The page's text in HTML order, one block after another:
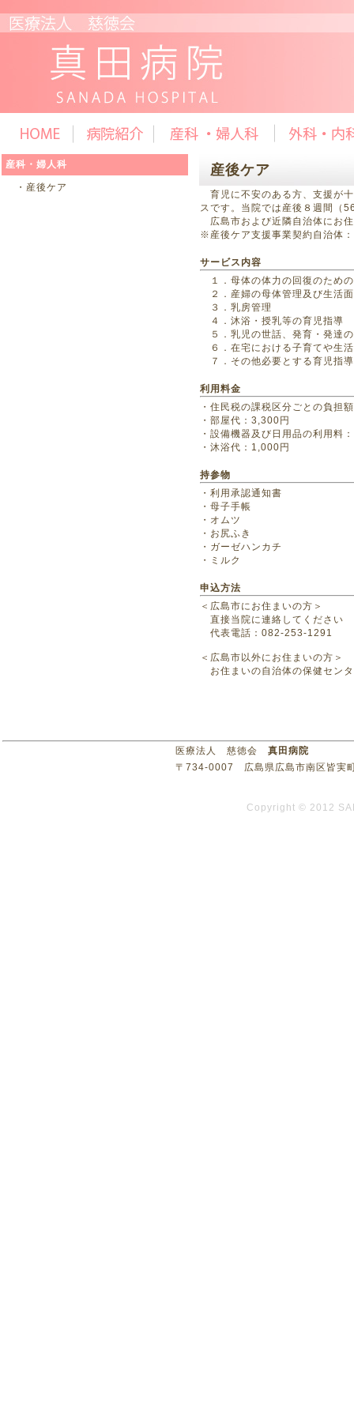
産科・婦人科
・産後ケア
産後ケア
育児に不安のある方、支援が
スです。当院では産後８週間（
広島市および近隣自治体にお
※産後ケア支援事業契約自治体
サービス内容
１．母体の体力の回復のため
２．産婦の母体管理及び生活
３．乳房管理
４．沐浴・授乳等の育児指導
５．乳児の世話、発育・発達
６．在宅における子育てや生
７．その他必要とする育児指導
利用料金
・住民税の課税区分ごとの負担
・部屋代：3,300円
・設備機器及び日用品の利用
・沐浴代：1,000円
持参物
・利用承認通知書
・母子手帳
・オムツ
・お尻ふき
・ガーゼハンカチ
・ミルク
申込方法
＜広島市にお住まいの方＞
直接当院に連絡してください
代表電話：082-253-1291
＜広島市以外にお住まいの方＞
お住まいの自治体の保健セン
医療法人 慈徳会 真田病院
〒734-0007 広島県広島市南区皆
Copyright © 2012